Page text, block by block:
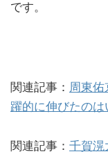
です。
関連記事： 周東
躍的に伸びたのは
関連記事： 千賀滉